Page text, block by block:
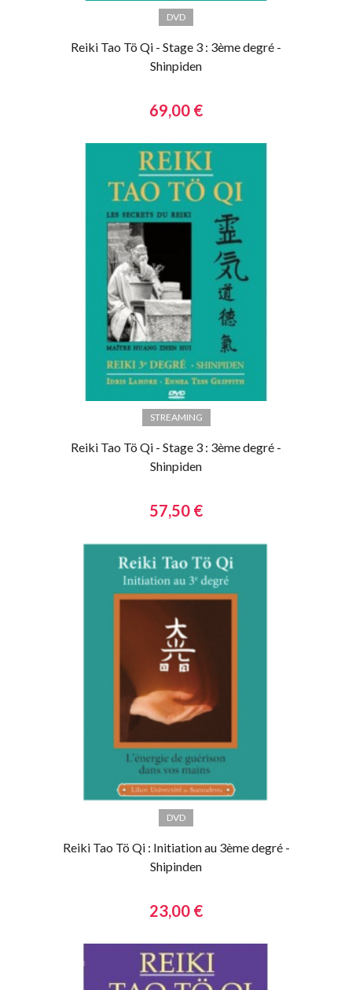
DVD
Reiki Tao Tö Qi - Stage 3 : 3ème degré -
Shinpiden
69,00 €
STREAMING
Reiki Tao Tö Qi - Stage 3 : 3ème degré -
Shinpiden
57,50 €
DVD
Reiki Tao Tö Qi : Initiation au 3ème degré -
Shipinden
23,00 €